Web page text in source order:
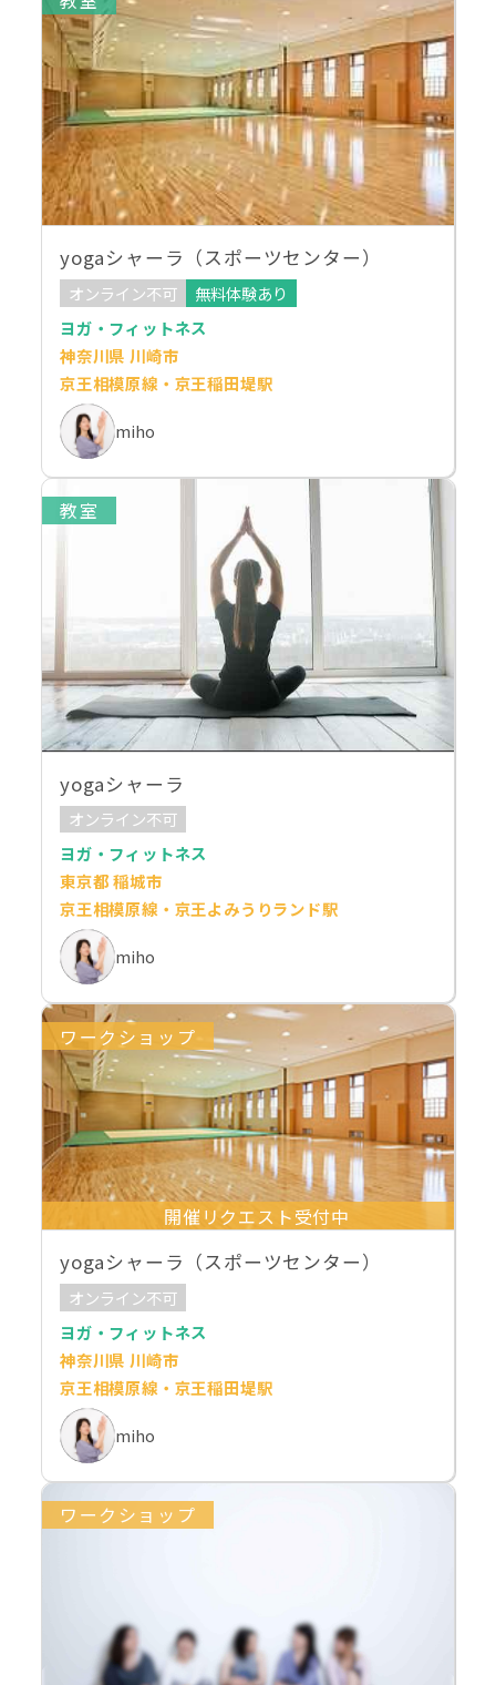
yogaシャーラ（スポーツセンター）
オンライン不可
無料体験あり
ヨガ・フィットネス
神奈川県 川崎市
京王相模原線・京王稲田堤駅
miho
教室
yogaシャーラ
オンライン不可
ヨガ・フィットネス
東京都 稲城市
京王相模原線・京王よみうりランド駅
miho
ワークショップ
開催リクエスト受付中
yogaシャーラ（スポーツセンター）
オンライン不可
ヨガ・フィットネス
神奈川県 川崎市
京王相模原線・京王稲田堤駅
miho
ワークショップ